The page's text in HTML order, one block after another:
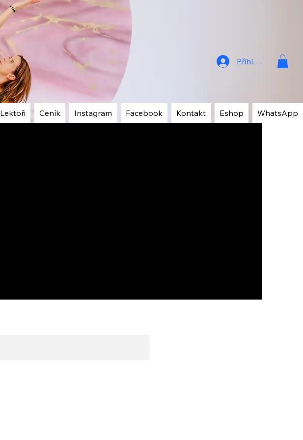
Lektoři Ceník Instagram Facebook Kontakt Eshop WhatsApp
Přihlásit